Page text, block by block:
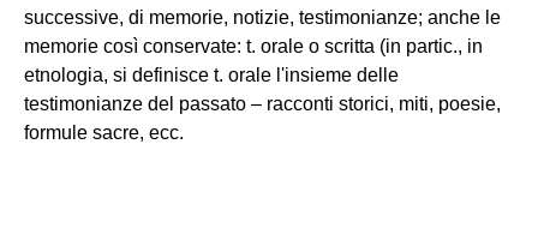
successive, di memorie, notizie, testimonianze; anche le
memorie così conservate: t. orale o scritta (in partic., in
etnologia, si definisce t. orale l'insieme delle
testimonianze del passato – racconti storici, miti, poesie,
formule sacre, ecc.